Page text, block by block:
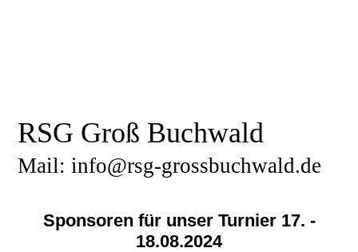
RSG Groß Buchwald
Mail: info@rsg-grossbuchwald.de
Sponsoren für unser Turnier 17. -
18.08.2024